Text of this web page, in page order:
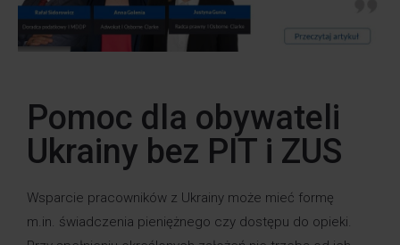
Pomoc dla obywateli
Ukrainy bez PIT i ZUS
Wsparcie pracowników z Ukrainy może mieć formę
m.in. świadczenia pieniężnego czy dostępu do opieki.